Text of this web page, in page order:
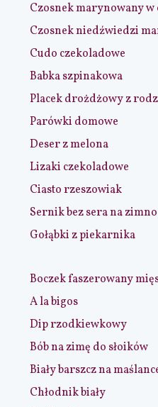
Czosnek marynowany
Czosnek niedźwiedzi
Cudo czekoladowe
Babka szpinakowa
Placek drożdżowy z
Parówki domowe
Deser z melona
Lizaki czekoladowe
Ciasto rzeszowiak
Sernik bez sera na zimno
Gołąbki z piekarnika
Boczek faszerowany
A la bigos
Dip rzodkiewkowy
Bób na zimę do słoików
Biały barszcz na
Chłodnik biały